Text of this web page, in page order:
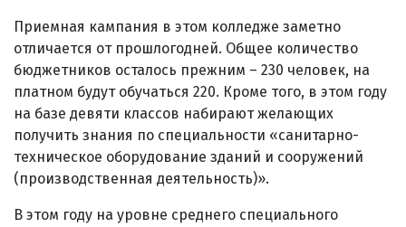
Приемная кампания в этом колледже заметно
отличается от прошлогодней. Общее количество
бюджетников осталось прежним – 230 человек, на
платном будут обучаться 220. Кроме того, в этом году
на базе девяти классов набирают желающих
получить знания по специальности «санитарно-
техническое оборудование зданий и сооружений
(производственная деятельность)».
В этом году на уровне среднего специального